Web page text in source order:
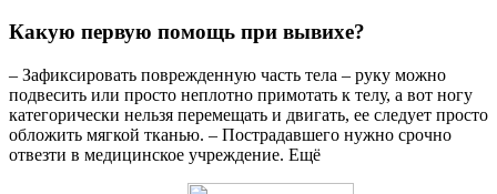
Какую первую помощь при вывихе?
– Зафиксировать поврежденную часть тела – руку можно
подвесить или просто неплотно примотать к телу, а вот ногу
категорически нельзя перемещать и двигать, ее следует просто
обложить мягкой тканью. – Пострадавшего нужно срочно
отвезти в медицинское учреждение. Ещё